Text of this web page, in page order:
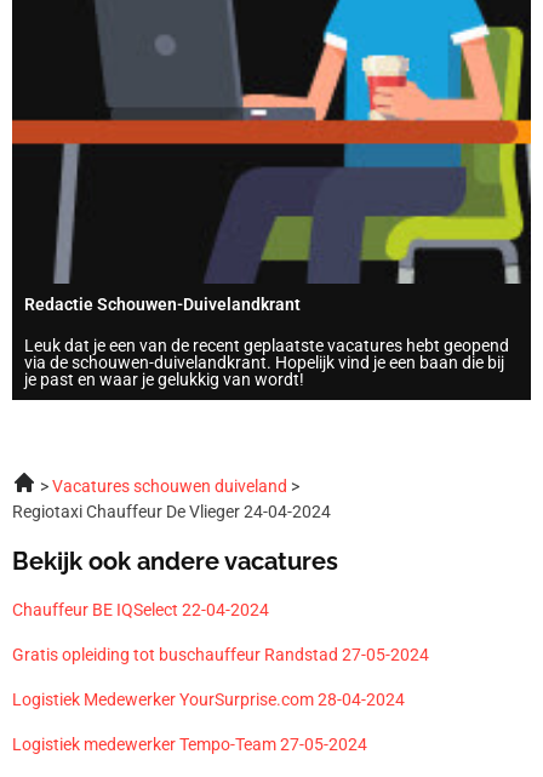
Redactie Schouwen-Duivelandkrant
Leuk dat je een van de recent geplaatste vacatures hebt geopend
via de schouwen-duivelandkrant. Hopelijk vind je een baan die bij
je past en waar je gelukkig van wordt!
Vacatures schouwen duiveland
Regiotaxi Chauffeur De Vlieger 24-04-2024
Bekijk ook andere vacatures
Chauffeur BE IQSelect 22-04-2024
Gratis opleiding tot buschauffeur Randstad 27-05-2024
Logistiek Medewerker YourSurprise.com 28-04-2024
Logistiek medewerker Tempo-Team 27-05-2024